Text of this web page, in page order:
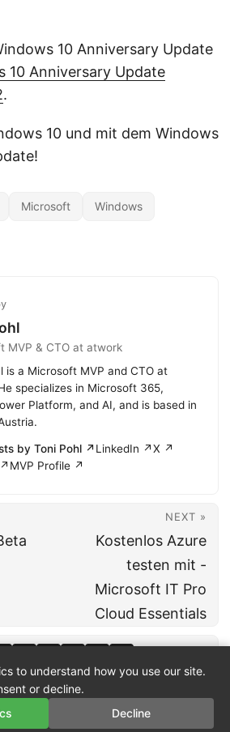
10 Anniversary Update
10 Anniversary Update
.
10 und mit dem Windows
Microsoft Windows
MVP & CTO at atwork
is a Microsoft MVP and CTO at
specializes in Microsoft 365,
Platform, and AI, and is based in
by Toni Pohl ↗LinkedIn ↗X ↗
MVP Profile ↗
NEXT »
Kostenlos Azure
testen mit -
Microsoft IT Pro
Cloud Essentials
to understand how you use our site.
or decline.
Decline